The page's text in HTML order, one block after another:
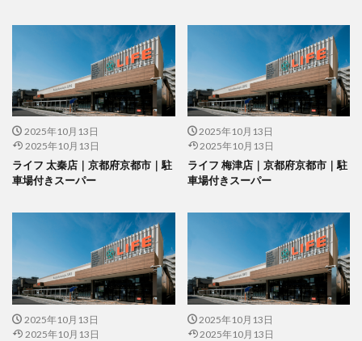
2025年10月13日
2025年10月13日
ライフ 太秦店｜京都府京都市｜駐
車場付きスーパー
2025年10月13日
2025年10月13日
ライフ 梅津店｜京都府京都市｜駐
車場付きスーパー
2025年10月13日
2025年10月13日
2025年10月13日
2025年10月13日